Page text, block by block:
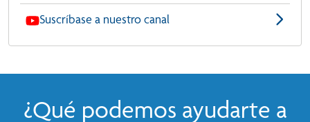
Suscríbase a nuestro canal
¿Qué podemos ayudarte a